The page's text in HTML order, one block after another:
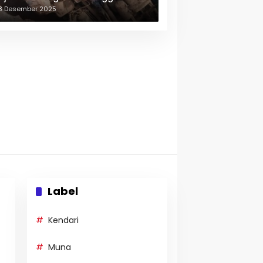
ulang
Desember 2025
Label
Kendari
Muna